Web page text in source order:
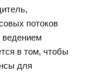
потоков
ведением
в том, чтобы
для